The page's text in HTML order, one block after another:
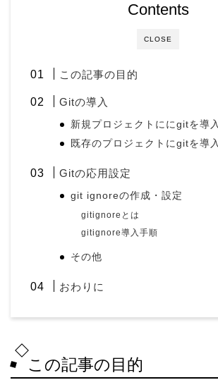
CLOSE
Contents
この記事の目的
Gitの導入
新規プロジェクトににgitを導
既存のプロジェクトにgitを導
Gitの応用設定
git ignoreの作成・設定
gitignoreとは
gitignore導入手順
その他
おわりに
この記事の目的